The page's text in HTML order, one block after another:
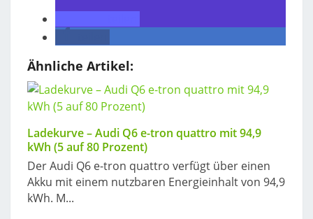
Ähnliche Artikel:
Ladekurve – Audi Q6 e-tron quattro mit 94,9
kWh (5 auf 80 Prozent)
Der Audi Q6 e-tron quattro verfügt über einen
Akku mit einem nutzbaren Energieinhalt von 94,9
kWh. M...